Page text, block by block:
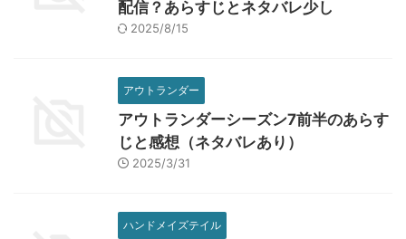
配信？あらすじとネタバレ少し
2025/8/15
アウトランダー
アウトランダーシーズン7前半のあらす
じと感想（ネタバレあり）
2025/3/31
ハンドメイズテイル